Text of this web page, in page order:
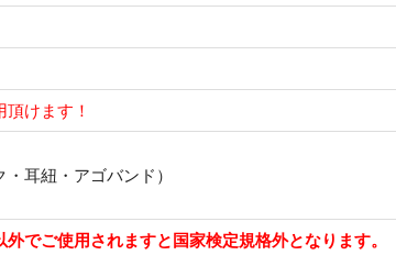
けます！
耳紐・アゴバンド）
でご使用されますと国家検定規格外となります。